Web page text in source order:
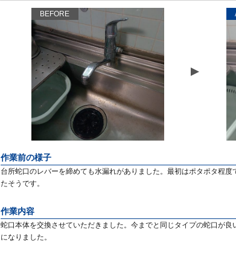
BEFORE
作業前の様子
台所蛇口のレバーを締めても水漏れがありました。最初はポタポタ程
たそうです。
作業内容
蛇口本体を交換させていただきました。今までと同じタイプの蛇口が
になりました。